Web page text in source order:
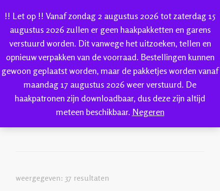
!! Let op !! Vanaf zondag 2 augustus 2026 tot zaterdag 15
augustus 2026 zullen er geen haakpakketten en garens
verstuurd worden. Dit vanwege het uitzoeken, tellen en
opnieuw verpakken van de voorraad. Bestellingen kunnen
gewoon geplaatst worden, maar de pakketjes worden vanaf
maandag 17 augustus 2026 weer verstuurd. De
haakpatronen zijn downloadbaar, dus deze zijn altijd
meteen beschikbaar. Negeren
IK-KE
webshop voor handgeverfde garen 100% katoen en
sokkenwol
IK-KE Welkom bij IK-KE wol (pagina 2)
weergegeven: 37 resultaten